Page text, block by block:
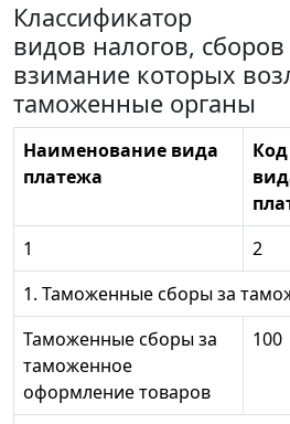
Классификатор
видов налогов,
взимание которых
таможенные органы
Наименование вида
платежа
Код
1 2
1. Таможенные сборы за
Таможенные сборы за
таможенное
оформление товаров
100